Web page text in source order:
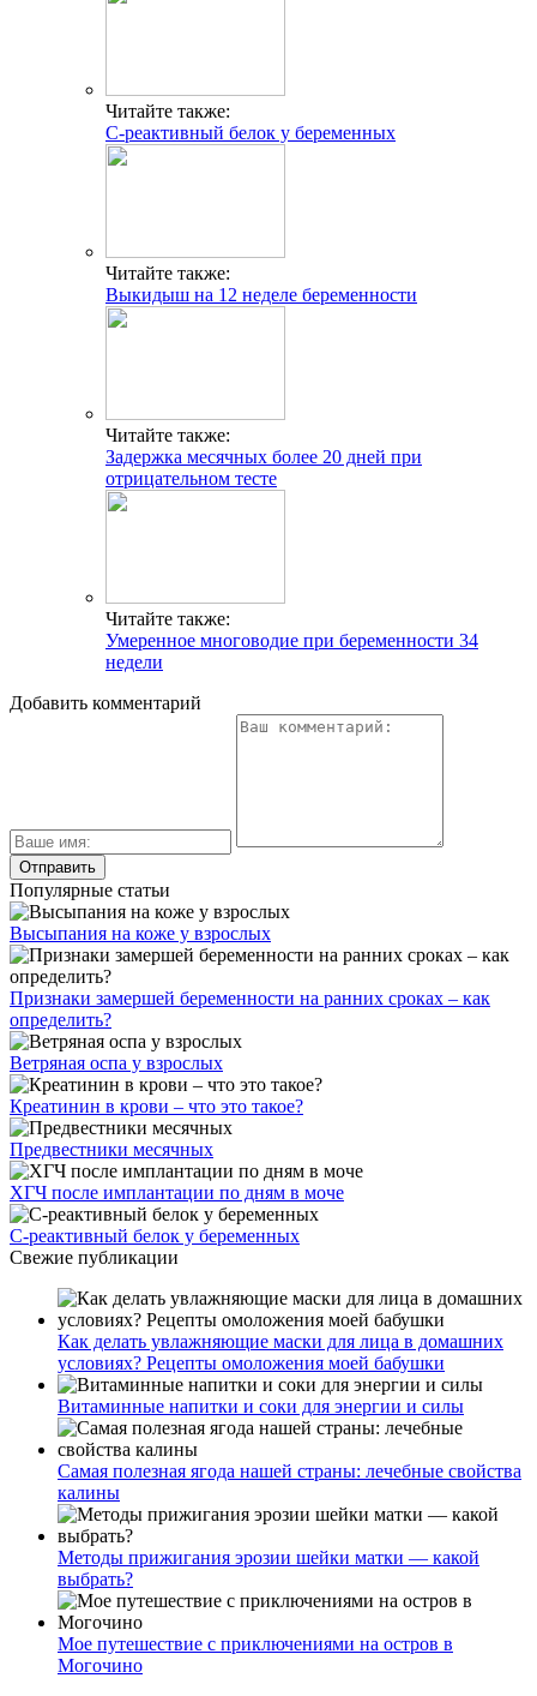
Читайте также:
С-реактивный белок у беременных
Читайте также:
Выкидыш на 12 неделе беременности
Читайте также:
Задержка месячных более 20 дней при
отрицательном тесте
Читайте также:
Умеренное многоводие при беременности 34
недели
Добавить комментарий
Популярные статьи
Высыпания на коже у взрослых
Признаки замершей беременности на ранних сроках – как
определить?
Ветряная оспа у взрослых
Креатинин в крови – что это такое?
Предвестники месячных
ХГЧ после имплантации по дням в моче
С-реактивный белок у беременных
Свежие публикации
Как делать увлажняющие маски для лица в домашних
условиях? Рецепты омоложения моей бабушки
Витаминные напитки и соки для энергии и силы
Самая полезная ягода нашей страны: лечебные свойства
калины
Методы прижигания эрозии шейки матки — какой
выбрать?
Мое путешествие с приключениями на остров в
Могочино